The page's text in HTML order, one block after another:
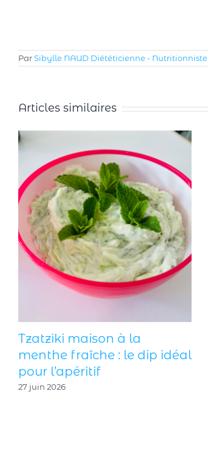
ParSibylle NAUD Diététicienne - Nutritionniste
Articles similaires
Tzatziki maison à la
menthe fraîche : le dip idéal
pour l’apéritif
27 juin 2026